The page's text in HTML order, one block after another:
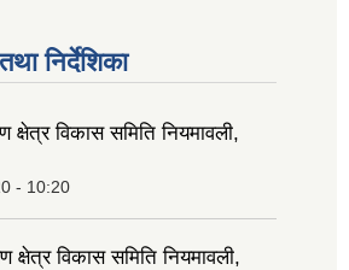
निर्देशिका
क्षेत्र विकास समिति नियमावली,
- 10:20
क्षेत्र विकास समिति नियमावली,